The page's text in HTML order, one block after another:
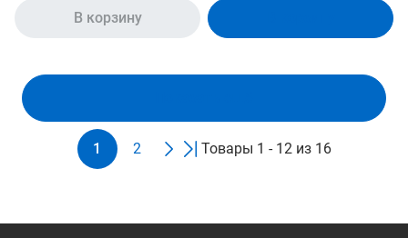
В корзину
котник
1 2 Товары 1 - 12 из 16